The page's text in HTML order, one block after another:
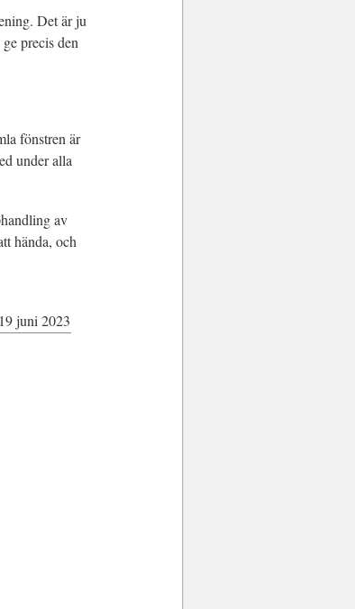
Det är ju
precis den
fönstren är
under alla
av
hända, och
19 juni 2023